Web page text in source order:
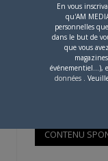
Si votre ville
CONTENU
En vous
qu'AM
personnelles
dans le but de
que vous
événementiel...),
données .